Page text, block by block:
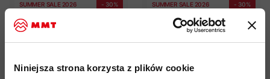
Niniejsza strona korzysta z plików cookie
SUMMER SALE 2026 - 30% SUMMER SALE 2026 - 30%